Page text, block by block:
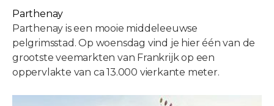
Parthenay
Parthenay is een mooie middeleeuwse
pelgrimsstad. Op woensdag vind je hier één van de
grootste veemarkten van Frankrijk op een
oppervlakte van ca 13.000 vierkante meter.